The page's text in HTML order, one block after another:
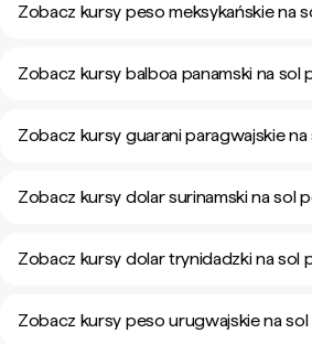
Zobacz kursy peso meksykańskie na
Zobacz kursy balboa panamski na sol
Zobacz kursy guarani paragwajskie
Zobacz kursy dolar surinamski na sol
Zobacz kursy dolar trynidadzki na sol
Zobacz kursy peso urugwajskie na